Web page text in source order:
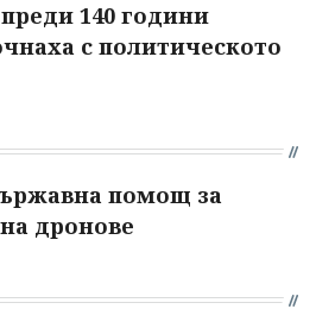
140 години
с политическото
помощ за
дронове